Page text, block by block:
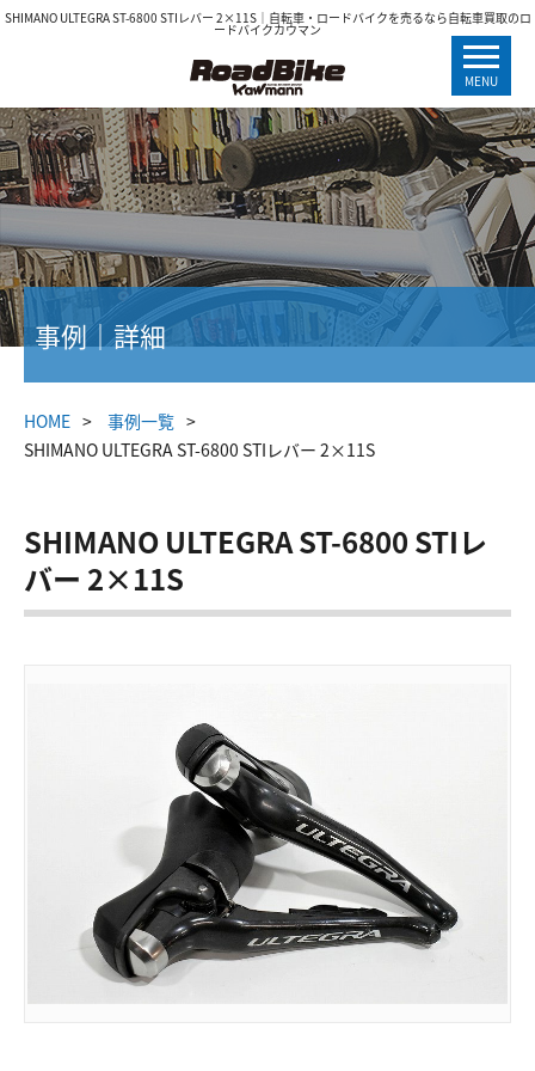
SHIMANO ULTEGRA ST-6800 STIレバー 2×11S｜自転車・ロードバイクを売るなら自転車買取のロ
ードバイクカウマン
MENU
事例｜詳細
HOME
事例一覧
SHIMANO ULTEGRA ST-6800 STIレバー 2×11S
SHIMANO ULTEGRA ST-6800 STIレ
バー 2×11S